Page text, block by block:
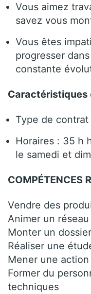
Vous aimez
savez vous
Vous êtes
progresser
constante
Caractéristiques
Type de contrat
Horaires : 35 h
le samedi et
COMPÉTENCES
Vendre des
Animer un
Monter un
Réaliser une
Mener une
Former du
techniques